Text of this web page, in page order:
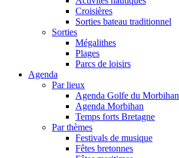
Croisières
Sorties bateau traditionnel
Sorties
Mégalithes
Plages
Parcs de loisirs
Agenda
Par lieux
Agenda Golfe du Morbihan
Agenda Morbihan
Temps forts Bretagne
Par thèmes
Festivals de musique
Fêtes bretonnes